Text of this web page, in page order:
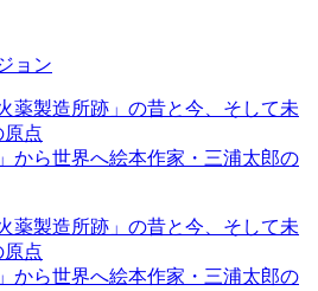
ョン
薬製造所跡」の昔と今、そして未
点
から世界へ絵本作家・三浦太郎の
薬製造所跡」の昔と今、そして未
点
から世界へ絵本作家・三浦太郎の